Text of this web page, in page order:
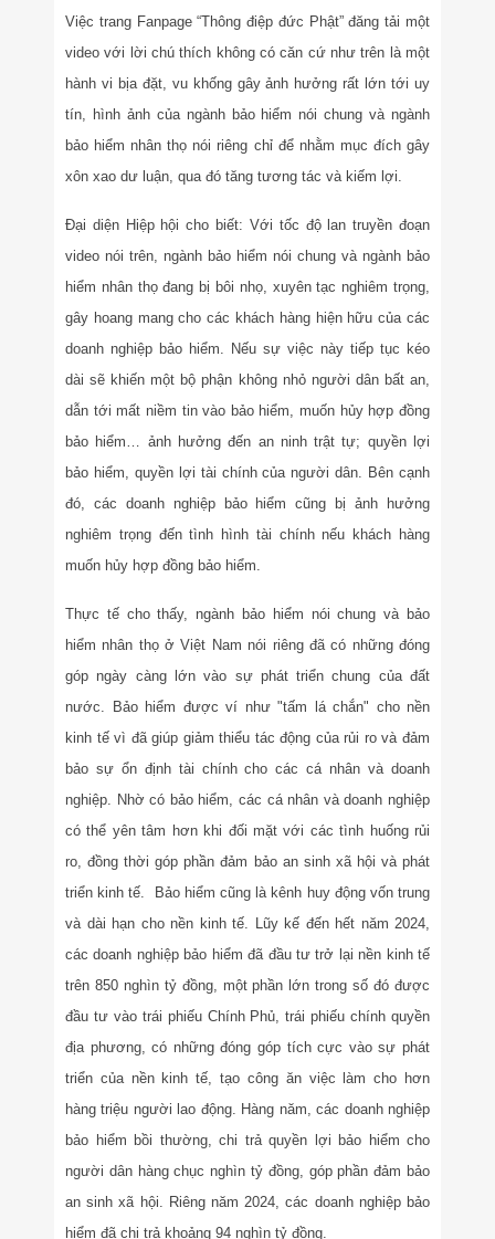
Việc trang Fanpage “Thông điệp đức Phật” đăng tải một
video với lời chú thích không có căn cứ như trên là một
hành vi bịa đặt, vu khống gây ảnh hưởng rất lớn tới uy
tín, hình ảnh của ngành bảo hiểm nói chung và ngành
bảo hiểm nhân thọ nói riêng chỉ để nhằm mục đích gây
xôn xao dư luận, qua đó tăng tương tác và kiếm lợi.
Đại diện Hiệp hội cho biết: Với tốc độ lan truyền đoạn
video nói trên, ngành bảo hiểm nói chung và ngành bảo
hiểm nhân thọ đang bị bôi nhọ, xuyên tạc nghiêm trọng,
gây hoang mang cho các khách hàng hiện hữu của các
doanh nghiệp bảo hiểm. Nếu sự việc này tiếp tục kéo
dài sẽ khiến một bộ phận không nhỏ người dân bất an,
dẫn tới mất niềm tin vào bảo hiểm, muốn hủy hợp đồng
bảo hiểm… ảnh hưởng đến an ninh trật tự; quyền lợi
bảo hiểm, quyền lợi tài chính của người dân. Bên cạnh
đó, các doanh nghiệp bảo hiểm cũng bị ảnh hưởng
nghiêm trọng đến tình hình tài chính nếu khách hàng
muốn hủy hợp đồng bảo hiểm.
Thực tế cho thấy, ngành bảo hiểm nói chung và bảo
hiểm nhân thọ ở Việt Nam nói riêng đã có những đóng
góp ngày càng lớn vào sự phát triển chung của đất
nước. Bảo hiểm được ví như "tấm lá chắn" cho nền
kinh tế vì đã giúp giảm thiểu tác động của rủi ro và đảm
bảo sự ổn định tài chính cho các cá nhân và doanh
nghiệp. Nhờ có bảo hiểm, các cá nhân và doanh nghiệp
có thể yên tâm hơn khi đối mặt với các tình huống rủi
ro, đồng thời góp phần đảm bảo an sinh xã hội và phát
triển kinh tế. Bảo hiểm cũng là kênh huy động vốn trung
và dài hạn cho nền kinh tế. Lũy kế đến hết năm 2024,
các doanh nghiệp bảo hiểm đã đầu tư trở lại nền kinh tế
trên 850 nghìn tỷ đồng, một phần lớn trong số đó được
đầu tư vào trái phiếu Chính Phủ, trái phiếu chính quyền
địa phương, có những đóng góp tích cực vào sự phát
triển của nền kinh tế, tạo công ăn việc làm cho hơn
hàng triệu người lao động. Hàng năm, các doanh nghiệp
bảo hiểm bồi thường, chi trả quyền lợi bảo hiểm cho
người dân hàng chục nghìn tỷ đồng, góp phần đảm bảo
an sinh xã hội. Riêng năm 2024, các doanh nghiệp bảo
hiểm đã chi trả khoảng 94 nghìn tỷ đồng.